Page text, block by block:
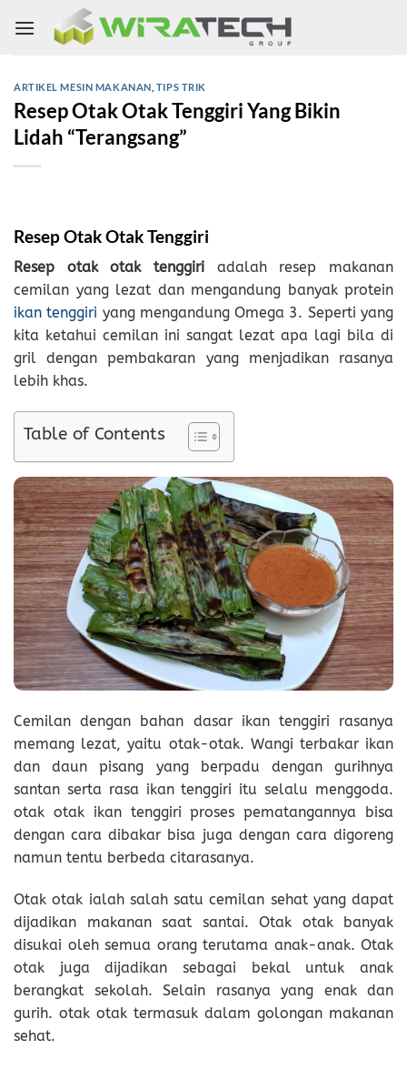
ARTIKEL MESIN MAKANAN TIPS TRIK
Resep Otak Otak Tenggiri Yang Bikin
Lidah “Terangsang”
Resep Otak Otak Tenggiri
Resep otak otak tenggiri adalah resep makanan
cemilan yang lezat dan mengandung banyak protein
ikan tenggiri yang mengandung Omega 3. Seperti yang
kita ketahui cemilan ini sangat lezat apa lagi bila di
gril dengan pembakaran yang menjadikan rasanya
lebih khas.
Table of Contents
Cemilan dengan bahan dasar ikan tenggiri rasanya
memang lezat, yaitu otak-otak. Wangi terbakar ikan
dan daun pisang yang berpadu dengan gurihnya
santan serta rasa ikan tenggiri itu selalu menggoda.
otak otak ikan tenggiri proses pematangannya bisa
dengan cara dibakar bisa juga dengan cara digoreng
namun tentu berbeda citarasanya.
Otak otak ialah salah satu cemilan sehat yang dapat
dijadikan makanan saat santai. Otak otak banyak
disukai oleh semua orang terutama anak-anak. Otak
otak juga dijadikan sebagai bekal untuk anak
berangkat sekolah. Selain rasanya yang enak dan
gurih. otak otak termasuk dalam golongan makanan
sehat.